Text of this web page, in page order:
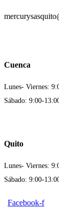
Cuenca
Lunes- Viernes:
Sábado: 9:00-
Quito
Lunes- Viernes:
Sábado: 9:00-
Facebook-f